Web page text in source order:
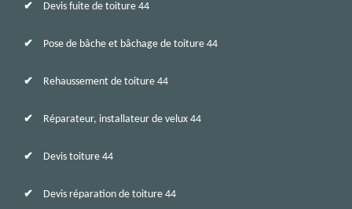
Devis fuite de toiture 44
Pose de bâche et bâchage de toiture 44
Rehaussement de toiture 44
Réparateur, installateur de velux 44
Devis toiture 44
Devis réparation de toiture 44